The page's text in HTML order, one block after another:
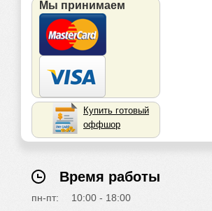
Мы принимаем
Купить готовый
оффшор
Время работы
пн-пт: 10:00 - 18:00